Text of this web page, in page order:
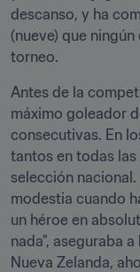
descanso, y ha
(nueve) que
torneo.
Antes de la
máximo goleador
consecutivas. En
tantos en todas
selección
modestia cuando
un héroe en
nada", aseguraba a
Nueva Zelanda,